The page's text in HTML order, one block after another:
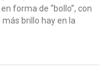
forma de “bollo”, con
brillo hay en la